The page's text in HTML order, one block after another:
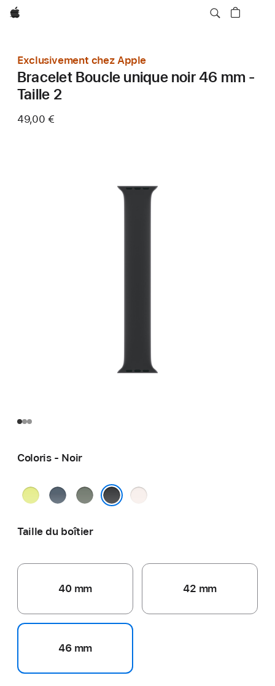
Apple
Exclusivement chez Apple
Bracelet Boucle unique noir 46 mm -
Taille 2
49,00 €
Coloris - Noir
JauneBleu
Gris
Rose
Taille du boîtier
40 mm 42 mm
46 mm